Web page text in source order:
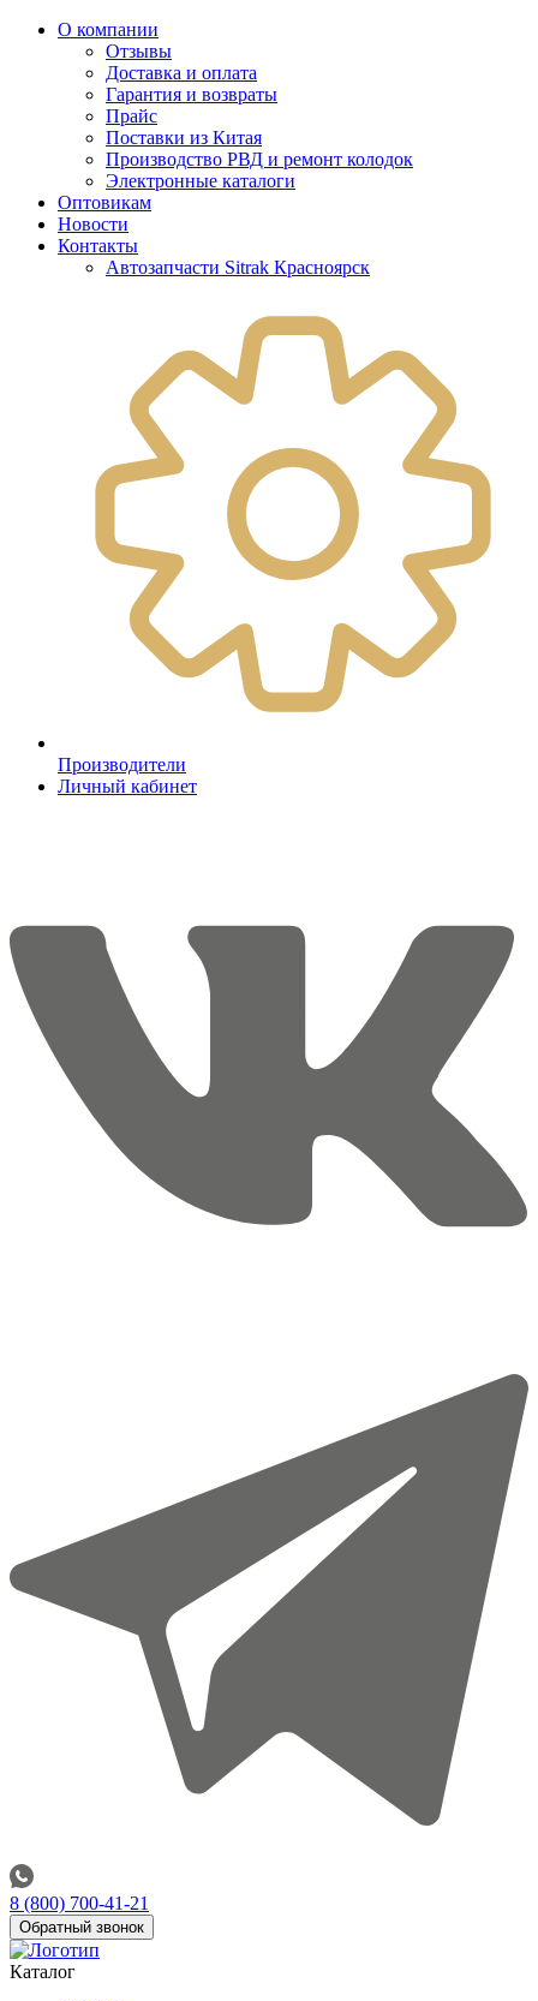
О компании
Отзывы
Доставка и оплата
Гарантия и возвраты
Прайс
Поставки из Китая
Производство РВД и ремонт колодок
Электронные каталоги
Оптовикам
Новости
Контакты
Автозапчасти Sitrak Красноярск
Производители
Личный кабинет
8 (800) 700-41-21
Обратный звонок
Каталог